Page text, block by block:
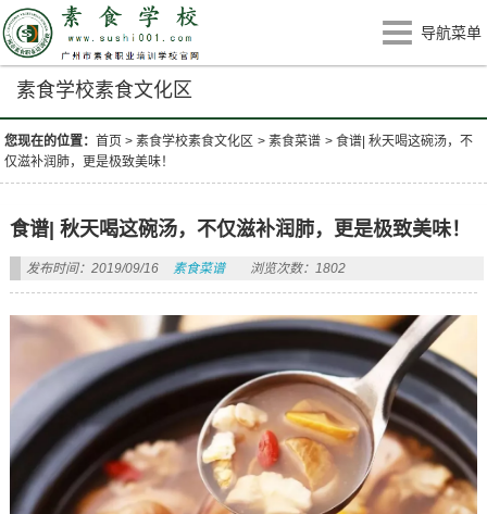
导航菜单
素食学校素食文化区
您现在的位置：首页 >素食学校素食文化区 >素食菜谱 >食谱| 秋天喝这碗汤，不
仅滋补润肺，更是极致美味！
食谱| 秋天喝这碗汤，不仅滋补润肺，更是极致美味！
发布时间：2019/09/16 素食菜谱 浏览次数：1802